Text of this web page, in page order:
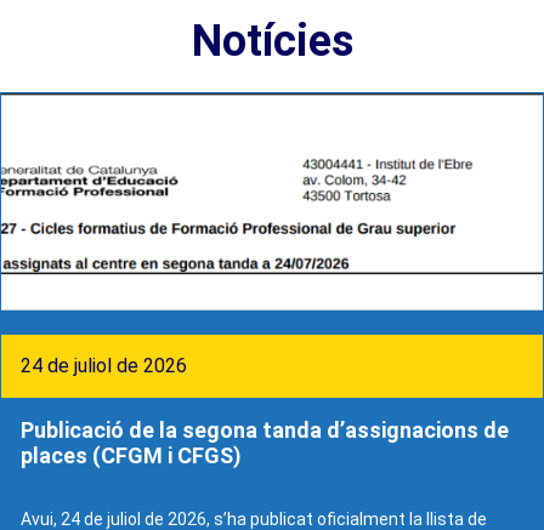
Notícies
Publicació de la segona tanda d’assignacions de
places (CFGM i CFGS)
24 de juliol de 2026
Avui, 24 de juliol de 2026, s’ha publicat oficialment la llista de